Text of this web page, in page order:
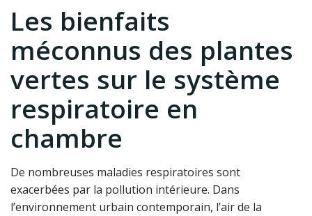
Les bienfaits
méconnus des plantes
vertes sur le système
respiratoire en
chambre
De nombreuses maladies respiratoires sont
exacerbées par la pollution intérieure. Dans
l’environnement urbain contemporain, l’air de la